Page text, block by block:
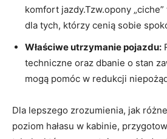
komfort⁣ jazdy.Tzw.opony
dla tych,‍ którzy cenią sobie
Właściwe utrzymanie ⁤pojazdu:
techniczne ‍oraz dbanie ‌o stan
mogą pomóc​ w redukcji‌
Dla lepszego zrozumienia, jak
⁣poziom hałasu​ w kabinie,